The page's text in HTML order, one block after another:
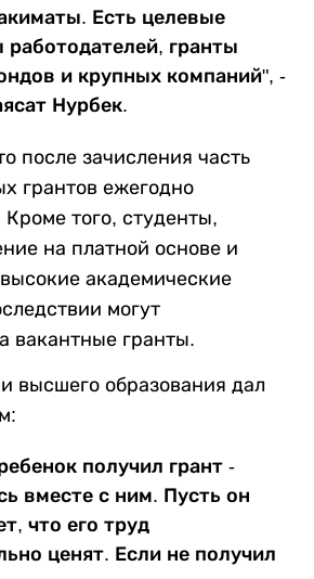
Есть целевые
гранты
и крупных компаний", -
Нурбек.
после зачисления часть
грантов ежегодно
того, студенты,
на платной основе и
академические
могут
вакантные гранты.
высшего образования дал
получил грант -
вместе с ним. Пусть он
что его труд
ценят. Если не получил